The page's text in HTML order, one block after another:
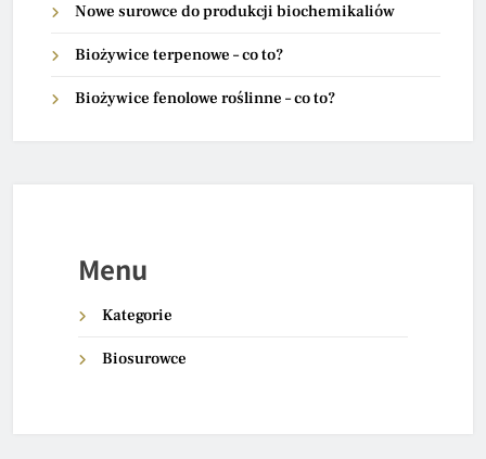
Nowe surowce do produkcji biochemikaliów
Biożywice terpenowe – co to?
Biożywice fenolowe roślinne – co to?
Menu
Kategorie
Biosurowce